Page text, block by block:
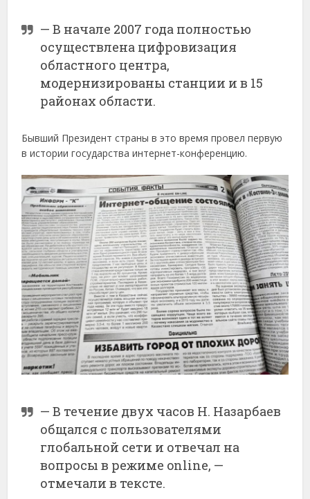
— В начале 2007 года полностью
осуществлена цифровизация
областного центра,
модернизированы станции и в 15
районах области.
Бывший Президент страны в это время провел первую
в истории государства интернет-конференцию.
— В течение двух часов Н. Назарбаев
общался с пользователями
глобальной сети и отвечал на
вопросы в режиме online, —
отмечали в тексте.